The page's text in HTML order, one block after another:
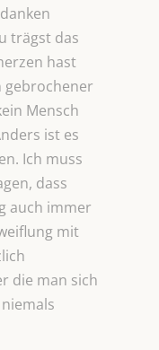
trägst das
hast
gebrochener
Mensch
ist es
Ich muss
dass
auch immer
mit
die man sich